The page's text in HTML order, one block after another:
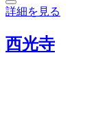
詳細を見る
西光寺